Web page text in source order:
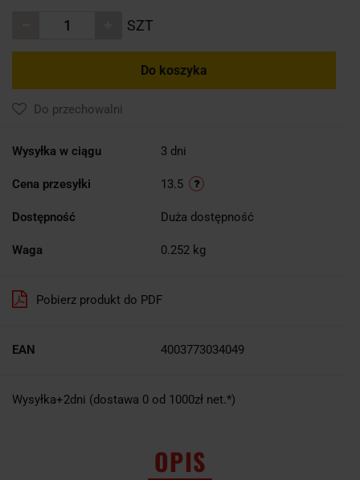
SZT
Do koszyka
Do przechowalni
Wysyłka w ciągu 3 dni
Cena przesyłki 13.5
Dostępność Duża dostępność
Waga 0.252 kg
Pobierz produkt do PDF
EAN 4003773034049
Wysyłka+2dni (dostawa 0 od 1000zł net.*)
OPIS